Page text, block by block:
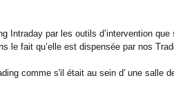
par les outils d’intervention que
le fait qu’elle est dispensée par nos
comme s'il était au sein d' une salle